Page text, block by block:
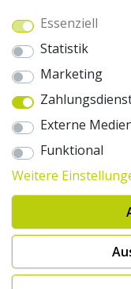
WIR VERSENDEN
© 2026
Pentagon Sports GmbH
Daten­schutz­erklärung
Hinweise zur
Cookie-Einstellungen
* Alle Preise inkl.
durchgestrichenen Preise
Hinweis:("Innerhalb von
2Versandkostenfrei nach
Essenziell
Statistik
Marketing
Externe
Funktional
Weitere